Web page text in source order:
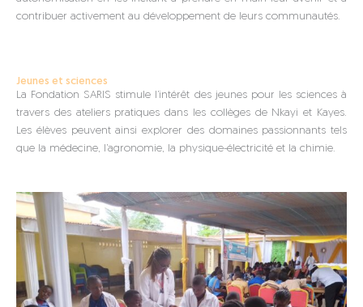
contribuer activement au développement de leurs communautés.
Jeunes et sciences
La Fondation SARIS stimule l’intérêt des jeunes pour les sciences à
travers des ateliers pratiques dans les collèges de Nkayi et Kayes.
Les élèves peuvent ainsi explorer des domaines passionnants tels
que la médecine, l’agronomie, la physique-électricité et la chimie.